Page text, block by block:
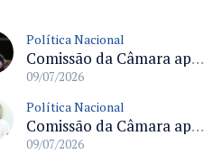
Política Nacional
Comissão da Câmara aprova sinalização de atendimento prioritário com símbolos e descrições para diversas deficiências
09/07/2026
Política Nacional
Comissão da Câmara aprova criação da Política Nacional de Saúde na Escola com adesão facultativa às redes privadas
09/07/2026